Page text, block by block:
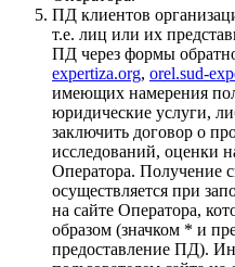
ПД клиентов
т.е. лиц или их
ПД через формы
expertiza.org, orel.sud-
имеющих намерения
юридические услуги,
заключить договор о
исследований, оценки
Оператора. Получение
осуществляется при
на сайте Оператора,
образом (значком * и
предоставление ПД).